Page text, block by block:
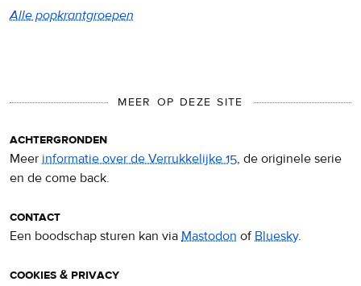
Alle popkrantgroepen
MEER OP DEZE SITE
achtergronden
Meer informatie over de Verrukkelijke 15, de originele serie
en de come back.
contact
Een boodschap sturen kan via Mastodon ofBluesky.
cookies & privacy